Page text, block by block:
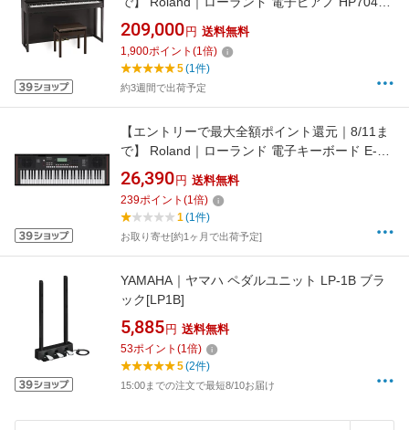
DRS ダークローズウッド [88鍵盤]
209,000 円 送料無料
1,900ポイント (1倍)
5(1件)
約3週間で出荷予定
【エントリーで最大全額ポイント還元｜8/11ま
で】 Roland｜ローランド 電子キーボード E-
X10 [61鍵盤]
26,390 円 送料無料
239ポイント (1倍)
1(1件)
お取り寄せ[約1ヶ月で出荷予定]
YAMAHA｜ヤマハ ペダルユニット LP-1B ブラ
ック[LP1B]
5,885 円 送料無料
53ポイント (1倍)
5(2件)
15:00までの注文で最短8/10お届け